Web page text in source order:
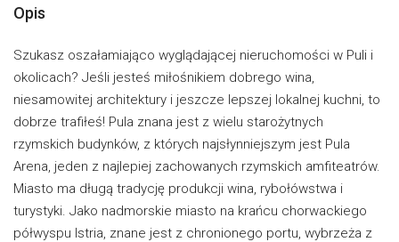
Opis
Szukasz oszałamiająco wyglądającej nieruchomości w Puli i
okolicach? Jeśli jesteś miłośnikiem dobrego wina,
niesamowitej architektury i jeszcze lepszej lokalnej kuchni, to
dobrze trafiłeś! Pula znana jest z wielu starożytnych
rzymskich budynków, z których najsłynniejszym jest Pula
Arena, jeden z najlepiej zachowanych rzymskich amfiteatrów.
Miasto ma długą tradycję produkcji wina, rybołówstwa i
turystyki. Jako nadmorskie miasto na krańcu chorwackiego
półwyspu Istria, znane jest z chronionego portu, wybrzeża z